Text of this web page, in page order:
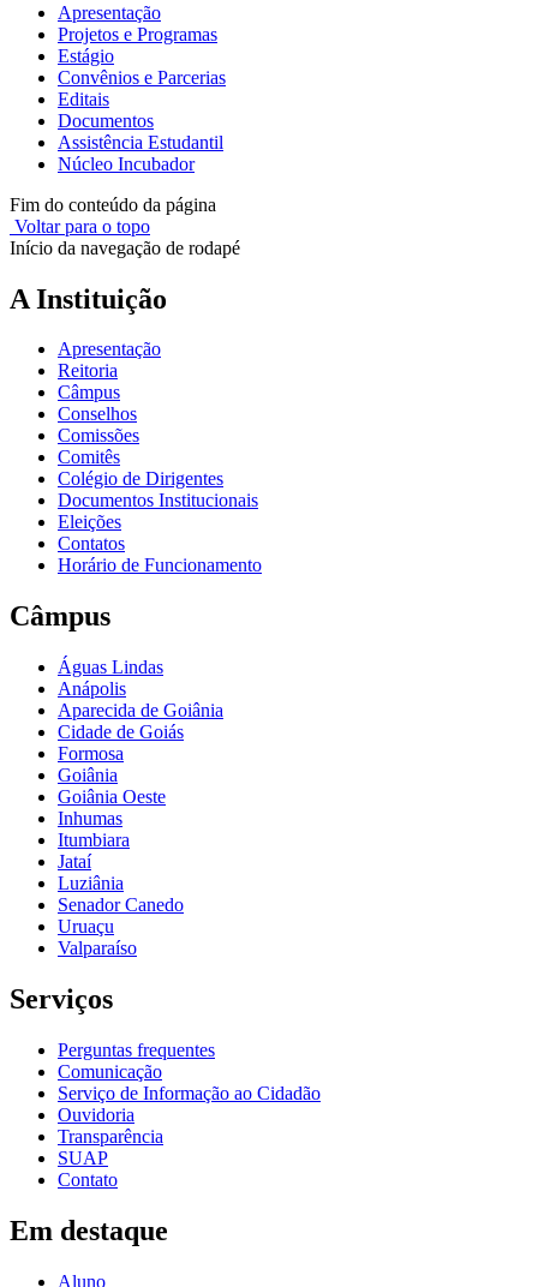
Apresentação
Projetos e Programas
Estágio
Convênios e Parcerias
Editais
Documentos
Assistência Estudantil
Núcleo Incubador
Fim do conteúdo da página
Voltar para o topo
Início da navegação de rodapé
A Instituição
Apresentação
Reitoria
Câmpus
Conselhos
Comissões
Comitês
Colégio de Dirigentes
Documentos Institucionais
Eleições
Contatos
Horário de Funcionamento
Câmpus
Águas Lindas
Anápolis
Aparecida de Goiânia
Cidade de Goiás
Formosa
Goiânia
Goiânia Oeste
Inhumas
Itumbiara
Jataí
Luziânia
Senador Canedo
Uruaçu
Valparaíso
Serviços
Perguntas frequentes
Comunicação
Serviço de Informação ao Cidadão
Ouvidoria
Transparência
SUAP
Contato
Em destaque
Aluno